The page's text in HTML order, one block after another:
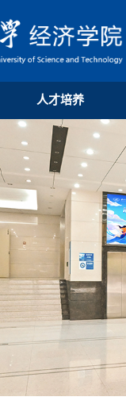
人才培养